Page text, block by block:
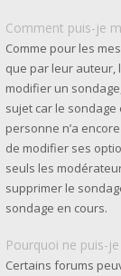
Comment puis-je
Comme pour les
que par leur auteur,
modifier un
sujet car le
personne n’a
de modifier ses
seuls les
supprimer le
sondage en cours.
Pourquoi ne puis-
Certains forums